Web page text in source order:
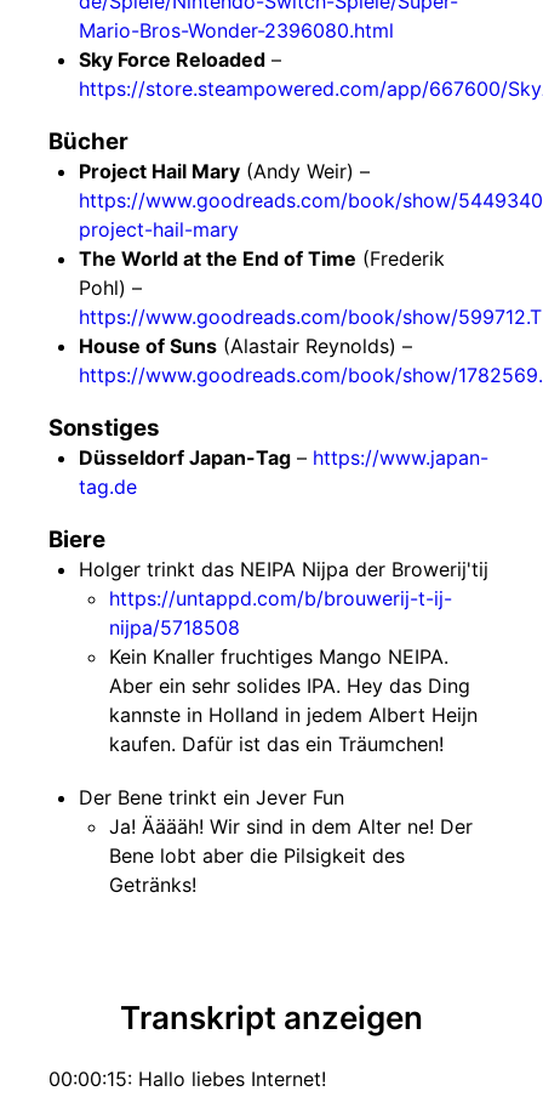
Mario-Bros-Wonder-2396080.html
Sky Force Reloaded –
https://store.steampowered.com/app/667600/Sky
Bücher
Project Hail Mary (Andy Weir) –
https://www.goodreads.com/book/show/
project-hail-mary
The World at the End of Time (Frederik
Pohl) –
https://www.goodreads.com/book/show/
House of Suns (Alastair Reynolds) –
https://www.goodreads.com/book/show/
Sonstiges
Düsseldorf Japan-Tag – https://www.japan-
tag.de
Biere
Holger trinkt das NEIPA Nijpa der Browerij'tij
https://untappd.com/b/brouwerij-t-ij-
nijpa/5718508
Kein Knaller fruchtiges Mango NEIPA.
Aber ein sehr solides IPA. Hey das Ding
kannste in Holland in jedem Albert Heijn
kaufen. Dafür ist das ein Träumchen!
Der Bene trinkt ein Jever Fun
Ja! Ääääh! Wir sind in dem Alter ne! Der
Bene lobt aber die Pilsigkeit des
Getränks!
Transkript anzeigen
00:00:15: Hallo liebes Internet!